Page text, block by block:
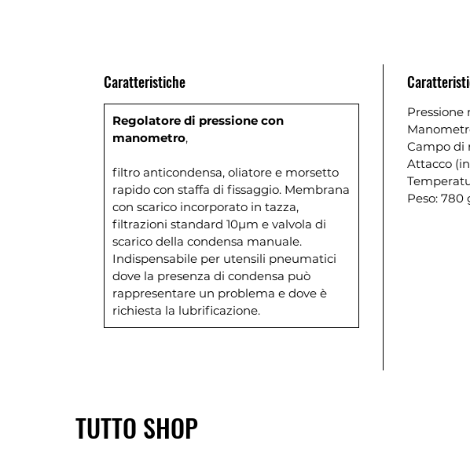
Caratteristiche
Regolatore di pressione con
manometro,
filtro anticondensa, oliatore e morsetto
rapido con staffa di fissaggio. Membrana
con scarico incorporato in tazza,
filtrazioni standard 10µm e valvola di
scarico della condensa manuale.
Indispensabile per utensili pneumatici
dove la presenza di condensa può
rappresentare un problema e dove è
richiesta la lubrificazione.
Pressione
Campo di
Attacco
Peso: 780
TUTTO SHOP